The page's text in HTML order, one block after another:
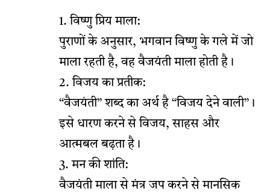
1. विष्णु प्रिय माला:
पुराणों के अनुसार, भगवान विष्णु के गले में जो
माला रहती है, वह वैजयंती माला होती है।
2. विजय का प्रतीक:
“वैजयंती” शब्द का अर्थ है “विजय देने वाली”।
इसे धारण करने से विजय, साहस और
आत्मबल बढ़ता है।
3. मन की शांति:
वैजयंती माला से मंत्र जप करने से मानसिक